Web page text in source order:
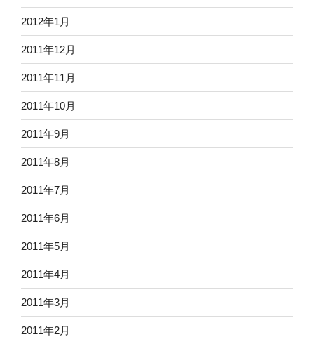
2012年1月
2011年12月
2011年11月
2011年10月
2011年9月
2011年8月
2011年7月
2011年6月
2011年5月
2011年4月
2011年3月
2011年2月